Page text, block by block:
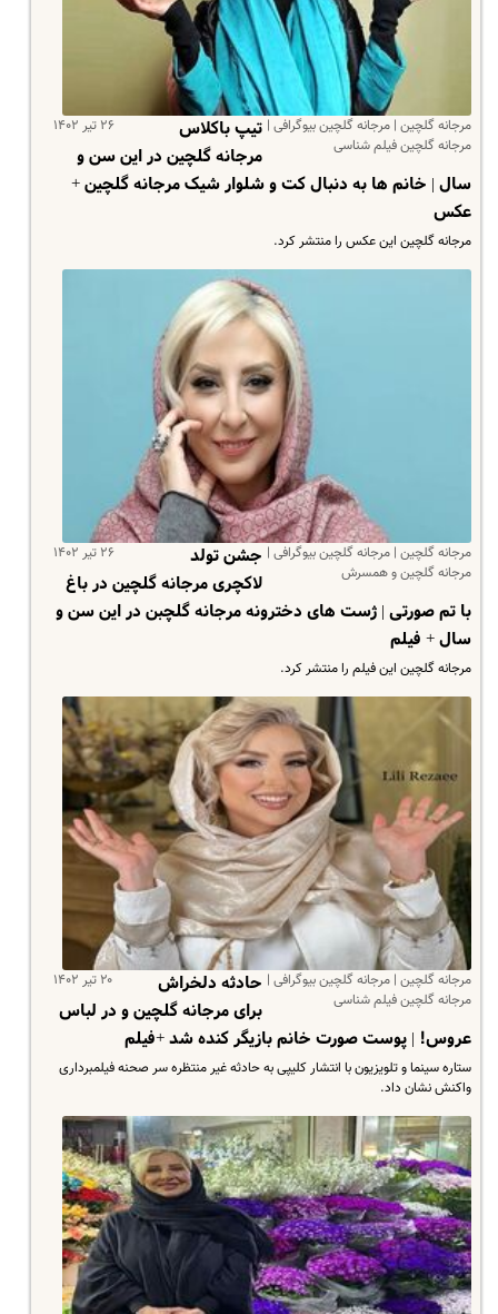
مرجانه گلچین | مرجانه گلچین بیوگرافی |
مرجانه گلچین فیلم شناسی
۲۶ تیر ۱۴۰۲
تیپ باکلاس
مرجانه گلچین در این سن و
سال | خانم ها به دنبال کت و شلوار شیک مرجانه گلچین +
عکس
مرجانه گلچین این عکس را منتشر کرد.
مرجانه گلچین | مرجانه گلچین بیوگرافی |
مرجانه گلچین و همسرش
۲۶ تیر ۱۴۰۲
جشن تولد
لاکچری مرجانه گلچین در باغ
با تم صورتی | ژست های دخترونه مرجانه گلچبن در این سن و
سال + فیلم
مرجانه گلچین این فیلم را منتشر کرد.
مرجانه گلچین | مرجانه گلچین بیوگرافی |
مرجانه گلچین فیلم شناسی
۲۰ تیر ۱۴۰۲
حادثه دلخراش
برای مرجانه گلچین و در لباس
عروس! | پوست صورت خانم بازیگر کنده شد +فیلم
ستاره سینما و تلویزیون با انتشار کلیپی به حادثه غیر منتظره سر صحنه فیلمبرداری
واکنش نشان داد.